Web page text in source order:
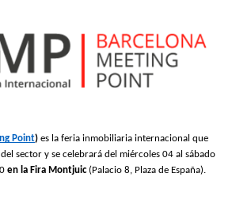
Point) es la feria inmobiliaria internacional que
sector y se celebrará del miércoles 04 al sábado
en la Fira Montjuic (Palacio 8, Plaza de España).